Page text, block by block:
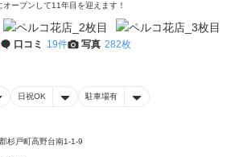
ープンして11年目を迎えます！
口コミ 19件 写真 282枚
日祝OK 駐車場有
杉戸町高野台南1-1-9